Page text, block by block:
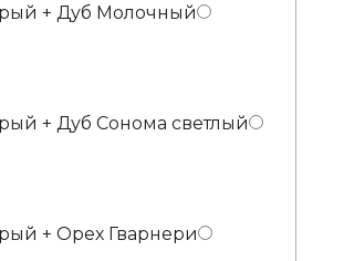
+ Дуб Молочный
+ Дуб Сонома светлый
+ Орех Гварнери